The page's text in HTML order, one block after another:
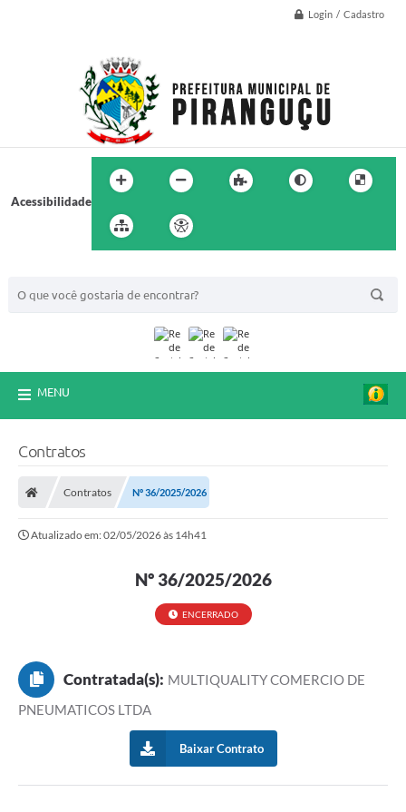
Login / Cadastro
Acessibilidade
MENU
Contratos
Contratos Nº 36/2025/2026
Atualizado em: 02/05/2026 às 14h41
Nº 36/2025/2026
ENCERRADO
Contratada(s): MULTIQUALITY COMERCIO DE
PNEUMATICOS LTDA
Baixar Contrato